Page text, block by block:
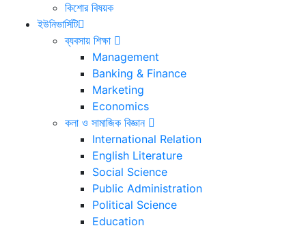
কিশোর বিষয়ক
ইউনিভার্সিটি
ব্যবসায় শিক্ষা
Management
Banking & Finance
Marketing
Economics
কলা ও সামাজিক বিজ্ঞান
International Relation
English Literature
Social Science
Public Administration
Political Science
Education